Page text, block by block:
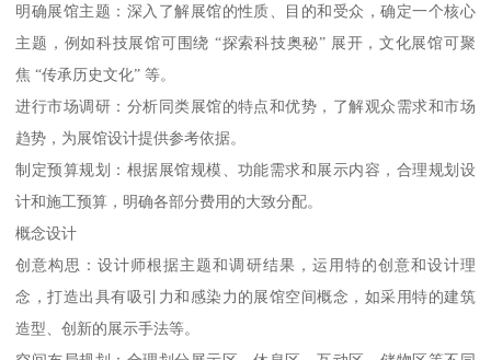
明确展馆主题：深入了解展馆的性质、目的和受众，确定一个核心
主题，例如科技展馆可围绕 “探索科技奥秘” 展开，文化展馆可聚
焦 “传承历史文化” 等。
进行市场调研：分析同类展馆的特点和优势，了解观众需求和市场
趋势，为展馆设计提供参考依据。
制定预算规划：根据展馆规模、功能需求和展示内容，合理规划设
计和施工预算，明确各部分费用的大致分配。
概念设计
创意构思：设计师根据主题和调研结果，运用特的创意和设计理
念，打造出具有吸引力和感染力的展馆空间概念，如采用特的建筑
造型、创新的展示手法等。